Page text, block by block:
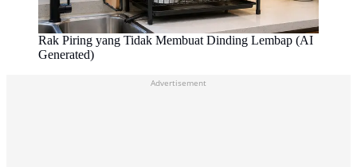
Rak Piring yang Tidak Membuat Dinding Lembap (AI
Generated)